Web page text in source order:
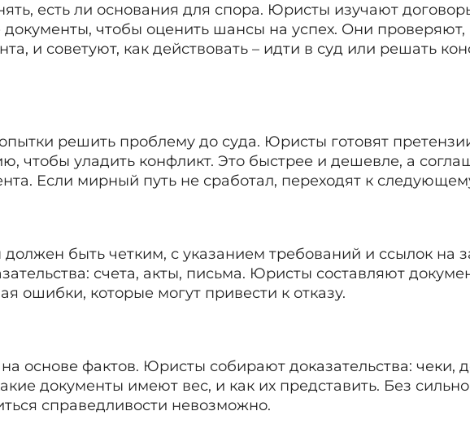
есть ли основания для спора. Юристы изучают
документы, чтобы оценить шансы на успех. Они проверяют,
и советуют, как действовать – идти в суд или решать
решить проблему до суда. Юристы готовят
чтобы уладить конфликт. Это быстрее и дешевле, а
Если мирный путь не сработал, переходят к
должен быть четким, с указанием требований и ссылок на
счета, акты, письма. Юристы составляют
ошибки, которые могут привести к отказу.
основе фактов. Юристы собирают доказательства: чеки,
документы имеют вес, и как их представить. Без
справедливости невозможно.